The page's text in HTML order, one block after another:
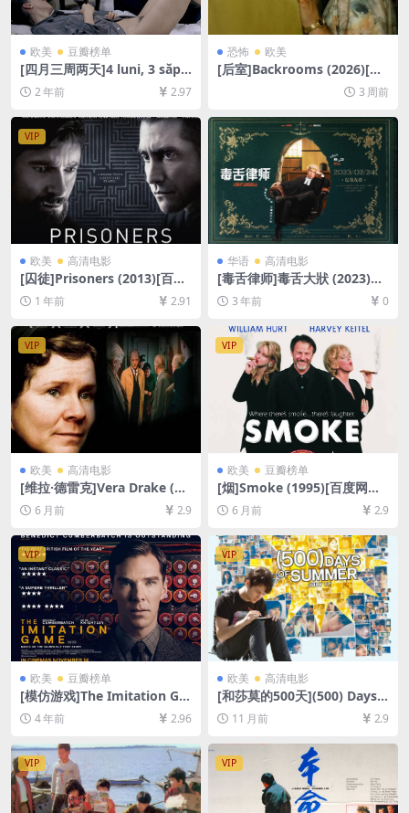
欧美 豆瓣榜单
[四月三周两天]4 luni, 3 săpt
ămâni și 2 zile (2007)[百度
网盘+夸克网盘1080P超清未
删减资源][网盘在线播放/下
载][MP4/7.3GB][中文字幕]
2 年前 2.97
恐怖 欧美
[后室]Backrooms (2026)[百
度网盘+夸克网盘1080P超清
未删减资源][网盘在线播放/下
载][MP4/7.9GB][中英字幕]
3 周前
VIP
欧美 高清电影
[囚徒]Prisoners (2013)[百度
网盘+夸克网盘1080P超清未
删减资源][网盘在线播放/下
载][MP4/10GB][中英字幕]
1 年前 2.91
华语 高清电影
[毒舌律师]毒舌大狀 (2023)国
语&粤语[百度网盘+迅雷云盘
资源1080P超清未删减][MKV/
GB][中英字幕]
3 年前 0
VIP
欧美 高清电影
[维拉·德雷克]Vera Drake (20
04)[百度网盘+夸克网盘1080P
超清未删减资源][网盘在线播
幕]
6 月前 2.9
VIP
欧美 豆瓣榜单
[烟]Smoke (1995)[百度网盘
+夸克网盘1080P超清未删减
资源][网盘在线播放/下载][MP
6 月前 2.9
VIP
欧美 豆瓣榜单
[模仿游戏]The Imitation Ga
me (2014)[百度网盘+迅雷云
盘资源1080P超清未删减][MP
4/7.3GB][中英字幕]
4 年前 2.96
VIP
欧美 高清电影
[和莎莫的500天](500) Days o
f Summer (2009)[百度网盘
+夸克网盘1080P超清未删减
资源][网盘在线播放/下载][MP
4/6.3GB][中英字幕]
11 月前 2.9
VIP VIP